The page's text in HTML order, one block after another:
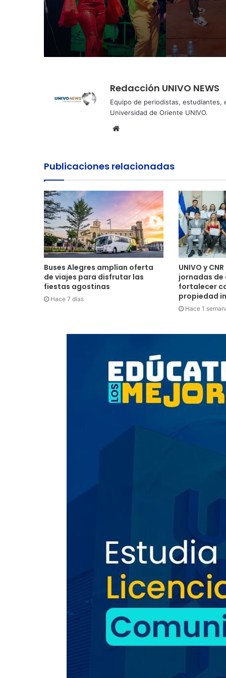
Perquín vivió su
Invierno
Redacción UNIVO NEWS
Equipo de periodistas, estudiantes,
Universidad de Oriente UNIVO.
Sitio
Publicaciones relacionadas
Buses Alegres amplían oferta
de viajes para disfrutar las
fiestas agostinas
Hace 7 días
UNIVO y
jornadas
fortalecer
propiedad
Hace 1